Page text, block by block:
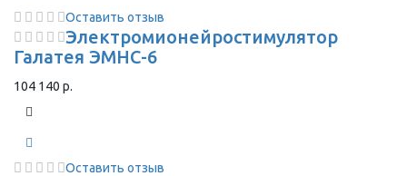
Оставить отзыв
Электромионейростимулятор
Галатея ЭМНС-6
104 140 р.
Оставить отзыв